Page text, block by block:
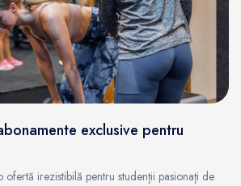
exclusive pentru
ofertă irezistibilă pentru studenții pasionați de